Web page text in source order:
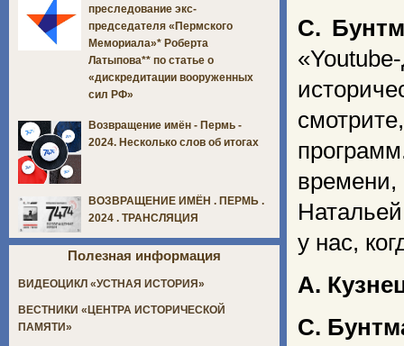
С.
у нас,
А.
С.
преследование экс-
председателя «Пермского
Мемориала»* Роберта
Латыпова** по статье о
«дискредитации вооруженных
сил РФ»
Возвращение имён - Пермь -
2024. Несколько слов об итогах
ВОЗВРАЩЕНИЕ ИМЁН . ПЕРМЬ .
2024 . ТРАНСЛЯЦИЯ
Полезная информация
ВИДЕОЦИКЛ «УСТНАЯ ИСТОРИЯ»
ВЕСТНИКИ «ЦЕНТРА ИСТОРИЧЕСКОЙ
ПАМЯТИ»